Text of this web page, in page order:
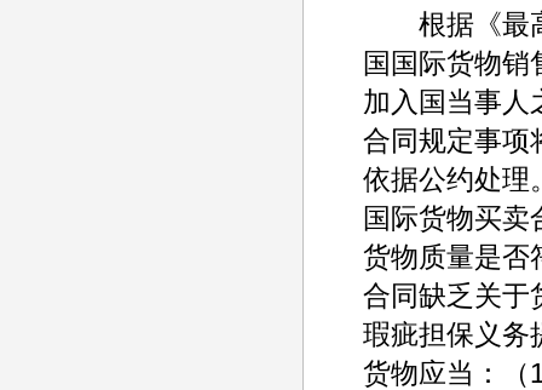
根据《最高
国国际货物销
加入国当事人
合同规定事项
依据公约处理
国际货物买卖
货物质量是否
合同缺乏关于
瑕疵担保义务
货物应当：（